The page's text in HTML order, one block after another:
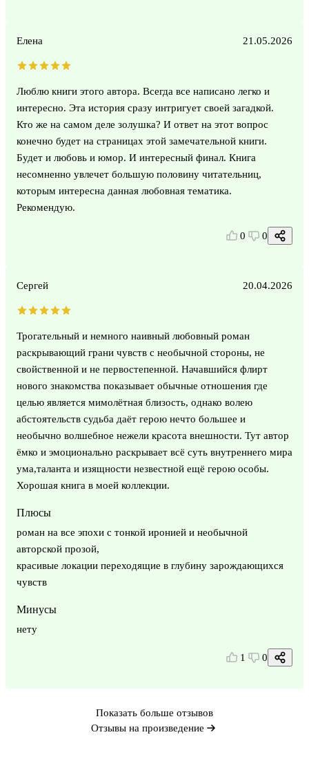
Елена 21.05.2026
Люблю книги этого автора. Всегда все написано легко и
интересно. Эта история сразу интригует своей загадкой.
Кто же на самом деле золушка? И ответ на этот вопрос
конечно будет на страницах этой замечательной книги.
Будет и любовь и юмор. И интересный финал. Книга
несомненно увлечет большую половину читательниц,
которым интересна данная любовная тематика.
Рекомендую.
0 0
Сергей 20.04.2026
Трогательный и немного наивный любовный роман
раскрывающий грани чувств с необычной стороны, не
свойственной и не первостепенной. Начавшийся флирт
нового знакомства показывает обычные отношения где
целью является мимолётная близость, однако волею
абстоятельств судьба даёт герою нечто большее и
необычно волшебное нежели красота внешности. Тут автор
ёмко и эмоционально раскрывает всё суть внутреннего мира
ума,таланта и изящности незвестной ещё герою особы.
Хорошая книга в моей коллекции.
Плюсы
роман на все эпохи с тонкой иронией и необычной
авторской прозой,
красивые локации переходящие в глубину зарождающихся
чувств
Минусы
нету
1 0
Показать больше отзывов
Отзывы на произведение